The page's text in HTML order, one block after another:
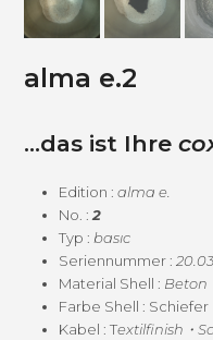
alma e.2
…das ist Ihre
Edi­tion :alma e.
No. :2
Typ :basıc
Seri­en­num­mer :
Mate­r­i­al Shell : Beton
Farbe Shell : Schiefer
Kabel : Textilfinish・